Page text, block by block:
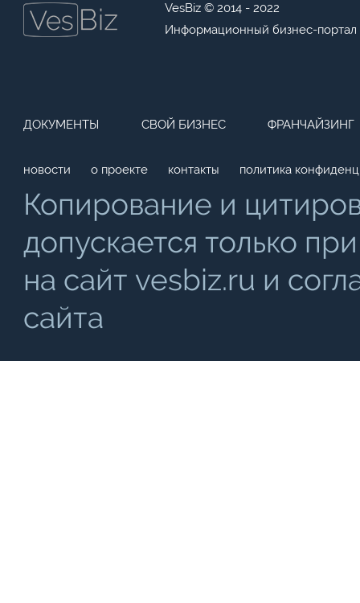
VesBiz © 2014 - 2022
Информационный бизнес-портал
ДОКУМЕНТЫ СВОЙ БИЗНЕС ФРАНЧАЙЗИНГ
новости о проекте контакты политика
Копирование и
допускается только
на сайт vesbiz.ru и
сайта